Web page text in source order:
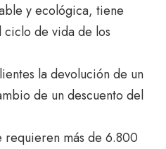
y ecológica, tiene
de vida de los
la devolución de un
de un descuento del
más de 6.800